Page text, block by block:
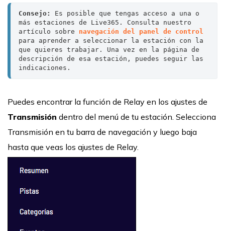
Consejo:
Es posible que tengas acceso a una o
más estaciones de Live365. Consulta nuestro
artículo sobre navegación del panel de control
para aprender a seleccionar la estación con la
que quieres trabajar. Una vez en la página de
descripción de esa estación, puedes seguir las
indicaciones.
Puedes encontrar la función de Relay en los ajustes de
Transmisión dentro del menú de tu estación. Selecciona
Transmisión en tu barra de navegación y luego baja
hasta que veas los ajustes de Relay.